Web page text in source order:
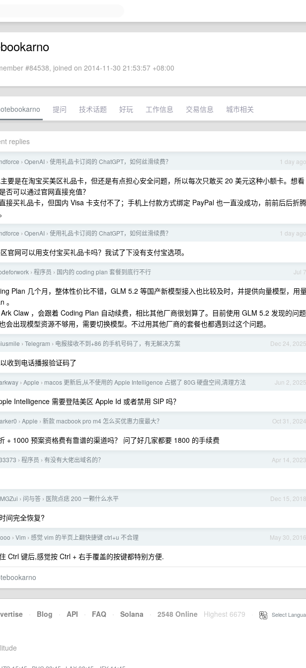
#84538, joined on 2014-11-30 21:53:57 +08:00
提问 技术话题 好玩 工作信息 交易信息 城市相关
replies
1 day ago
› OpenAI › 使用礼品卡订阅的 ChatGPT，如何丝滑续费？
要是在淘宝买美区礼品卡，但还是有点担心安全问题，所以每次只敢买 20 美元这种小额卡。想看
否可以通过官网直接充值？
接买礼品卡，但国内 Visa 卡支付不了；手机上付款方式绑定 PayPal 也一直没成功，前前后后折腾
1 day ago
› OpenAI › 使用礼品卡订阅的 ChatGPT，如何丝滑续费？
官网可以用支付宝买礼品卡吗？我试了下没有支付宝选项。
Jul 7
› 程序员 › 国内的 coding plan 套餐到底行不行
Plan 几个月，整体性价比不错，GLM 5.2 等国产新模型接入也比较及时，并提供向量模型，用
。
Claw ，会跟着 Coding Plan 自动续费，相比其他厂商很划算了。目前使用 GLM 5.2 发现的问题
会出现模型资源不够用，需要切换模型。不过用其他厂商的套餐也都遇到过这个问题。
Dec 24, 2025
› Telegram › 电报接收不到+86 的手机号码了，有无解决方案
收到电话播报验证码了
Jun 2, 2025
› Apple › macos 更新后,从不使用的 Apple Intelligence 占据了 80G 硬盘空间,清理方法
Intelligence 需要登陆美区 Apple Id 或者禁用 SIP 吗？
Oct 31, 2024
› Apple › 新款 macbook pro m4 怎么买优惠力度最大？
+ 1000 预案资格费有靠谱的渠道吗？ 问了好几家都要 1800 的手续费
Apr 14, 2023
› 程序员 › 有没有大佬出域名的？
Dec 15, 2018
› 问与答 › 医院点痣 200 一颗什么水平
间完全恢复?
May 30, 2016
› Vim › 感觉 vim 的半页上翻快捷键 ctrl+u 不合理
Ctrl 键后,感觉按 Ctrl + 右手覆盖的按键都特别方便.
· Blog · API · FAQ · Solana · 2548 Online Highest 6679 Select